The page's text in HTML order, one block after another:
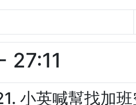
27:11
小英喊幫找加